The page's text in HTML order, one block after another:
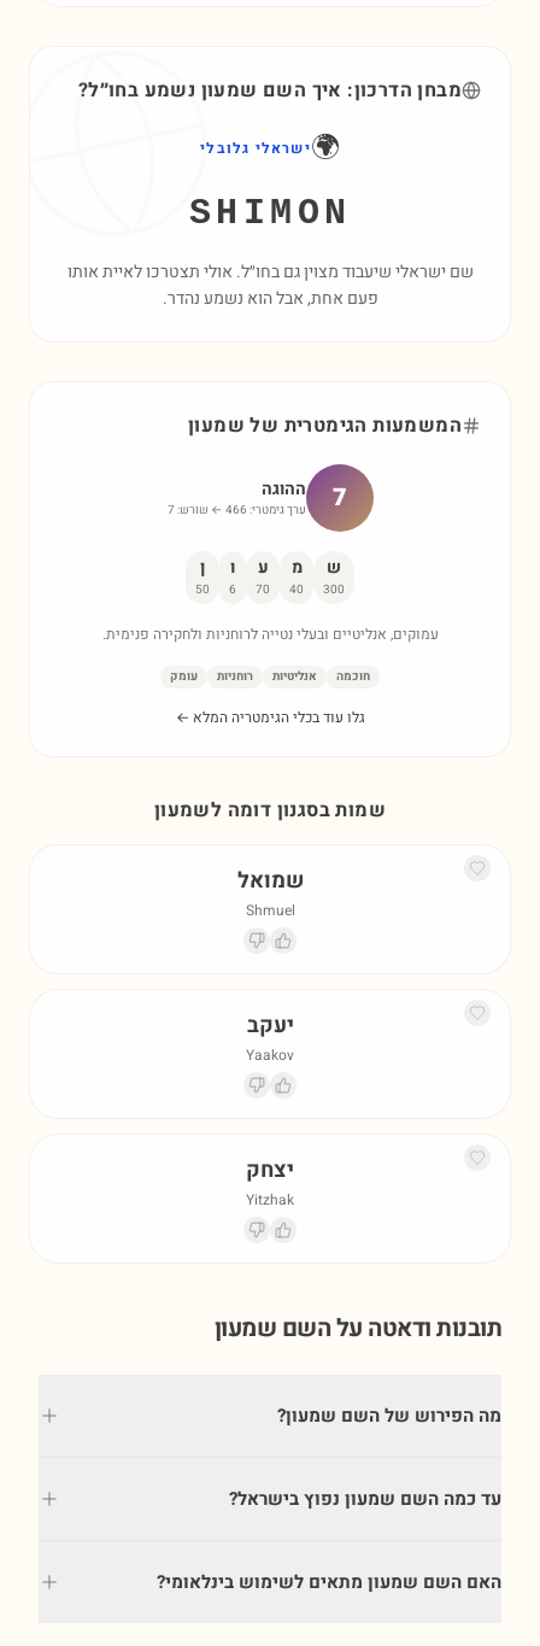
מבחן הדרכון: איך השם שמעון נשמע בחו״ל?
🌍ישראלי גלובלי
SHIMON
שם ישראלי שיעבוד מצוין גם בחו״ל. אולי תצטרכו לאיית אותו
פעם אחת, אבל הוא נשמע נהדר.
המשמעות הגימטרית של שמעון
7 ההוגה
ערך גימטרי: 466 ← שורש: 7
ש
300
מ
40
ע
70
ו
6
ן
50
עמוקים, אנליטיים ובעלי נטייה לרוחניות ולחקירה פנימית.
חוכמה אנליטיות רוחניות עומק
גלו עוד בכלי הגימטריה המלא ←
שמות בסגנון דומה לשמעון
שמואל
Shmuel
יעקב
Yaakov
יצחק
Yitzhak
תובנות ודאטה על השם שמעון
מה הפירוש של השם שמעון?
עד כמה השם שמעון נפוץ בישראל?
האם השם שמעון מתאים לשימוש בינלאומי?